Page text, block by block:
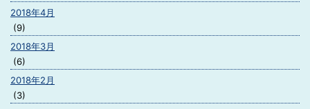
2018年4月
(9)
2018年3月
(6)
2018年2月
(3)